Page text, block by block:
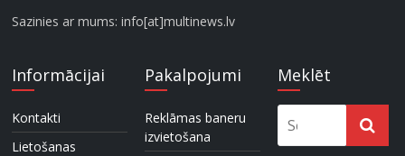
Sazinies ar mums: info[at]multinews.lv
Informācijai
Kontakti
Lietošanas
Pakalpojumi
Reklāmas baneru
izvietošana
Meklēt